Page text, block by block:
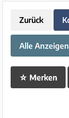
Zurück
Alle
☆ Merken